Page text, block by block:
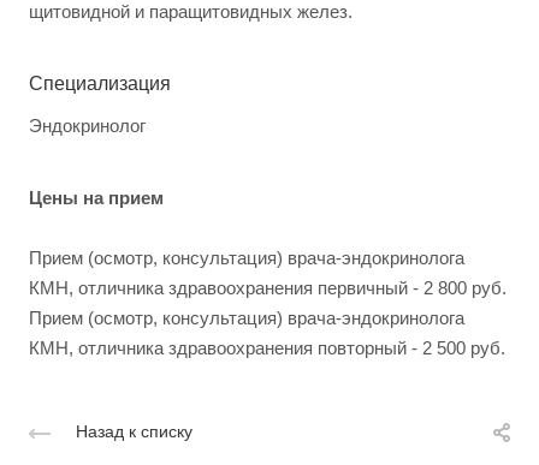
щитовидной и паращитовидных желез.
Специализация
Эндокринолог
Цены на прием
Прием (осмотр, консультация) врача-эндокринолога
КМН, отличника здравоохранения первичный - 2 800 руб.
Прием (осмотр, консультация) врача-эндокринолога
КМН, отличника здравоохранения повторный - 2 500 руб.
Назад к списку